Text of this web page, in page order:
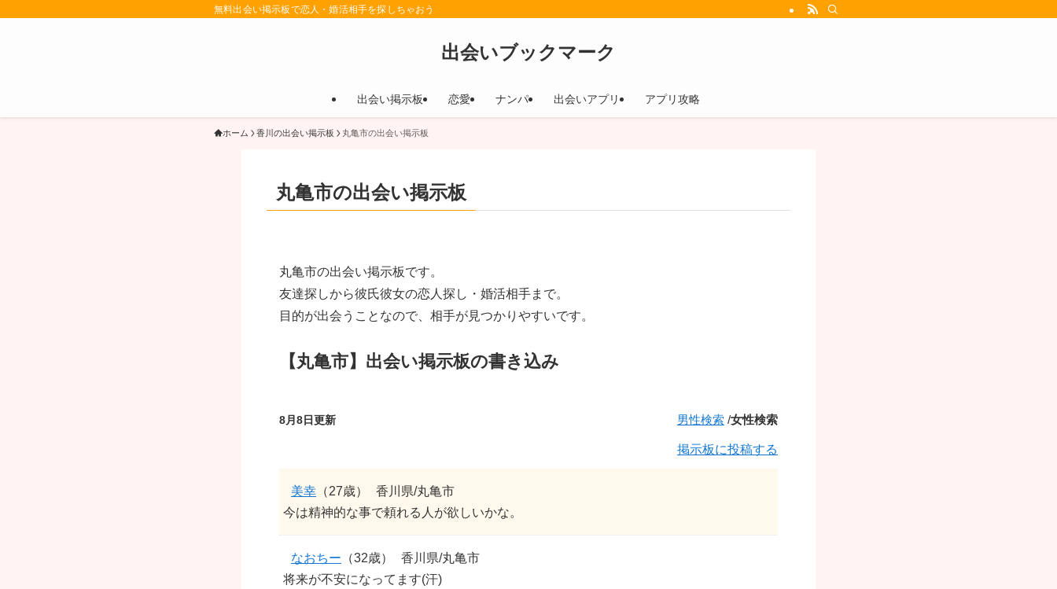
無料出会い掲示板で恋人・婚活相手を探しちゃおう
出会いブックマーク
出会い掲示板 恋愛 ナンパ 出会いアプリ アプリ攻略
ホーム 香川の出会い掲示板 丸亀市の出会い掲示板
丸亀市の出会い掲示板
丸亀市の出会い掲示板です。
友達探しから彼氏彼女の恋人探し・婚活相手まで。
目的が出会うことなので、相手が見つかりやすいです。
【丸亀市】出会い掲示板の書き込み
8月8日更新 男性検索 /女性検索
掲示板に投稿する
美幸 （27歳）
香川県/丸亀市
今は精神的な事で頼れる人が欲しいかな。
なおちー （32歳）
香川県/丸亀市
将来が不安になってます(汗)